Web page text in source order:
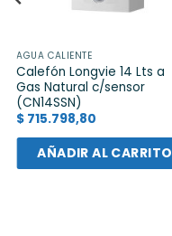
AGUA CALIENTE
Calefón Longvie 14 Lts a
Gas Natural c/sensor
(CN14SSN)
$ 715.798,80
AÑADIR AL CARRITO